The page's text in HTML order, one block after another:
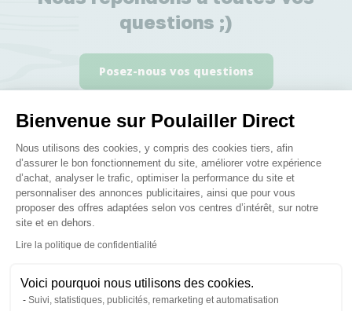
Bienvenue sur Poulailler Direct
Plateforme de Gestion du
Nous utilisons des cookies, y compris des cookies tiers, afin
d’assurer le bon fonctionnement du site, améliorer votre expérience
d’achat, analyser le trafic, optimiser la performance du site et
personnaliser des annonces publicitaires, ainsi que pour vous
proposer des offres adaptées selon vos centres d’intérêt, sur notre
site et en dehors.
Lire la politique de confidentialité
Voici pourquoi nous utilisons des cookies.
Suivi, statistiques, publicités, remarketing et automatisation
Axeptio consent
questions ;)
Posez-nous vos questions
Ces produits peuvent vous
intéresser